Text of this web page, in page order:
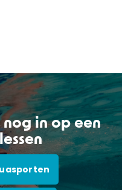
in op een